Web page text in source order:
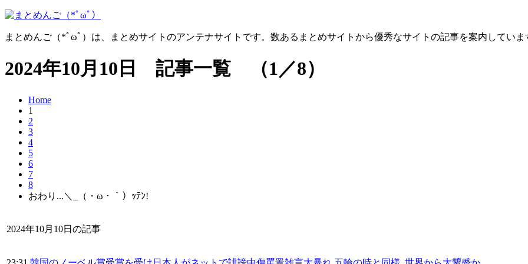
まとめんご（*ﾟωﾟ）は、まとめサイトのアンテナサイトです。数あるまとめサイトから優秀なサイトの記事を案内していま
2024年10月10日 記事一覧 （1／8）
Home
1
2
3
4
5
6
7
8
おわり...＼_（・ω・｀）ｯﾃﾝ!
2024年10月10日の記事